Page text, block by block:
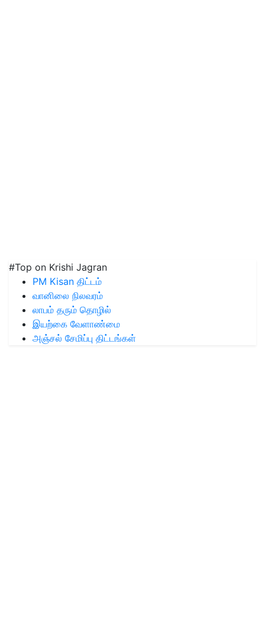
#Top on Krishi Jagran
PM Kisan திட்டம்
வானிலை நிலவரம்
லாபம் தரும் தொழில்
இயற்கை வேளாண்மை
அஞ்சல் சேமிப்பு திட்டங்கள்